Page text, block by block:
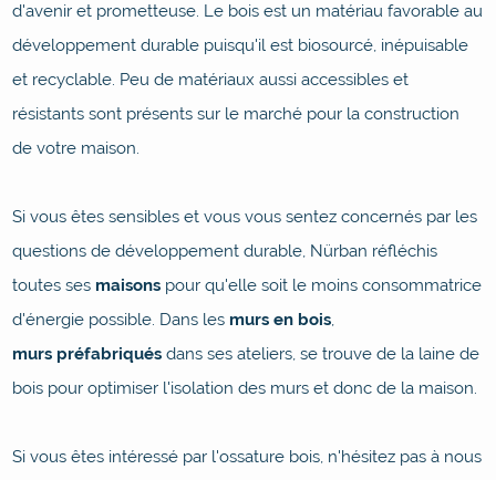
d'avenir et prometteuse. Le bois est un matériau favorable au
développement durable puisqu'il est biosourcé, inépuisable
et recyclable. Peu de matériaux aussi accessibles et
résistants sont présents sur le marché pour la construction
de votre maison.
Si vous êtes sensibles et vous vous sentez concernés par les
questions de développement durable, Nürban réfléchis
toutes ses maisons pour qu'elle soit le moins consommatrice
d'énergie possible. Dans les murs en bois,
murs préfabriqués dans ses ateliers, se trouve de la laine de
bois pour optimiser l'isolation des murs et donc de la maison.
Si vous êtes intéressé par l'ossature bois, n'hésitez pas à nous